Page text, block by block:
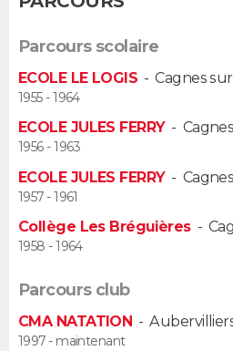
VOYAGE
Destinations
City break
Voyage nature
Voyage de noces
Forum
Climat
PHOTO
GUIDES D'ACHAT
BONS PLANS
Carte de Noël
Carte Bonne année
Carte Saint-Valentin
Carte Pâques
Carte d'anniversaire
DICTIONNAIRE
Dictionnaire
Biographies
Citations
Expressions
Proverbes
PROGRAMME TV
COPAINS D'AVANT
Parcours scolaire
ECOLE LE LOGIS -Cagnes
1955 - 1964
ECOLE JULES FERRY-
1956 - 1963
ECOLE JULES FERRY-
1957 - 1961
Collège Les Bréguières-
1958 - 1964
Parcours club
CMA NATATION -
1997 - maintenant